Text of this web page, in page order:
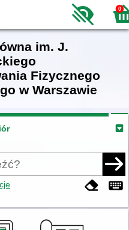
0
im. J.
Fizycznego
w Warszawie